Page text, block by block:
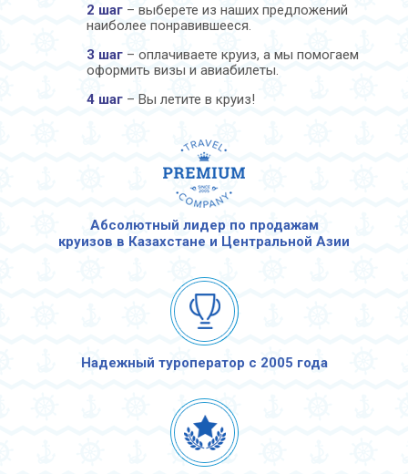
2 шаг – выберете из наших предложений
наиболее понравившееся.
3 шаг – оплачиваете круиз, а мы помогаем
оформить визы и авиабилеты.
4 шаг – Вы летите в круиз!
Абсолютный лидер по продажам
круизов в Казахстане и Центральной Азии
Надежный туроператор с 2005 года